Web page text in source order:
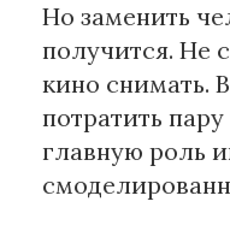
Но заменить
получится. Не
кино снимать.
потратить
главную роль